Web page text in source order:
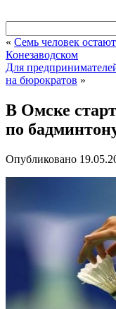
« Семь человек
Конезаводском
Для
на бюрократов »
В Омске
по
Опубликовано